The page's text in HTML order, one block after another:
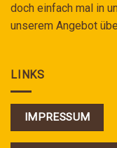
doch einfach mal in
unserem Angebot
LINKS
IMPRESSUM